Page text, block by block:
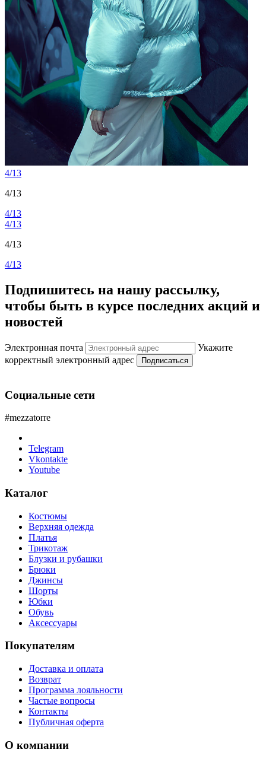
4/13
4/13
4/13
4/13
4/13
4/13
Подпишитесь на нашу рассылку,
чтобы быть в курсе последних акций и
новостей
Электронная почта
Укажите
корректный электронный адрес
Подписаться
Социальные сети
#mezzatorre
Telegram
Vkontakte
Youtube
Каталог
Костюмы
Верхняя одежда
Платья
Трикотаж
Блузки и рубашки
Брюки
Джинсы
Шорты
Юбки
Обувь
Аксессуары
Покупателям
Доставка и оплата
Возврат
Программа лояльности
Частые вопросы
Контакты
Публичная оферта
О компании